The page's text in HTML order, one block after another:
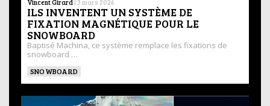
Vincent Girard | 3 mars 2026
ILS INVENTENT UN SYSTÈME DE
FIXATION MAGNÉTIQUE POUR LE
SNOWBOARD
Baptisé Machina, ce système remplace les fixations de
snowboard …
SNOWBOARD